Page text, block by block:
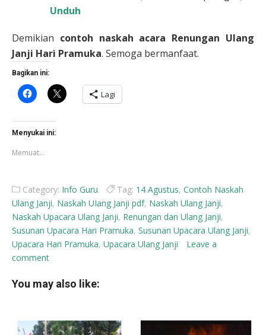
Unduh
Demikian contoh naskah acara Renungan Ulang
Janji Hari Pramuka. Semoga bermanfaat.
Bagikan ini:
Klik
untuk
Facebook(Membuka
di
jendela
baru)
Klik
untuk
berbagi
Lagi
Menyukai ini:
Memuat...
Category: Info Guru Tag: 14 Agustus, Contoh Naskah
Ulang Janji, Naskah UIang Janji pdf, Naskah Ulang Janji,
Naskah Upacara Ulang Janji, Renungan dan Ulang Janji,
Susunan Upacara Hari Pramuka, Susunan Upacara Ulang Janji,
Upacara Hari Pramuka, Upacara Ulang Janji
Leave a
comment
You may also like: